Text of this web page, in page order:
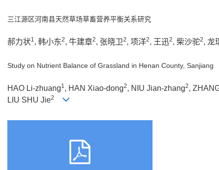
三江源区河南县天然草场草畜营养平衡关系研究
郝力状1, 韩小东2, 牛建章2, 张晓卫2, 项洋2, 王迅2, 柴沙驼2, 龙
Study on Nutrient Balance of Grassland in Henan County, Sanjiang
HAO Li-zhuang1, HAN Xiao-dong2, NIU Jian-zhang2,
LIU SHU Jie2